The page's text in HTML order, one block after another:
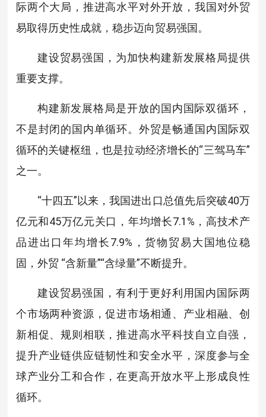
际两个大局，推进高水平对外开放，我国对外贸
易取得历史性成就，稳步迈向贸易强国。
建设贸易强国，为加快构建新发展格局提供
重要支撑。
构建新发展格局是开放的国内国际双循环，
不是封闭的国内单循环。外贸是畅通国内国际双
循环的关键枢纽，也是拉动经济增长的“三驾马车”
之一。
“十四五”以来，我国进出口总值先后突破40万
亿元和45万亿元关口，年均增长7.1%，高技术产
品进出口年均增长7.9%，货物贸易大国地位稳
固，外贸 “含新量”“含绿量”不断提升。
建设贸易强国，有利于更好利用国内国际两
个市场两种资源，促进市场相通、产业相融、创
新相促、规则相联，推进高水平科技自立自强，
提升产业链供应链韧性和安全水平，深度参与全
球产业分工和合作，在更高开放水平上形成良性
循环。